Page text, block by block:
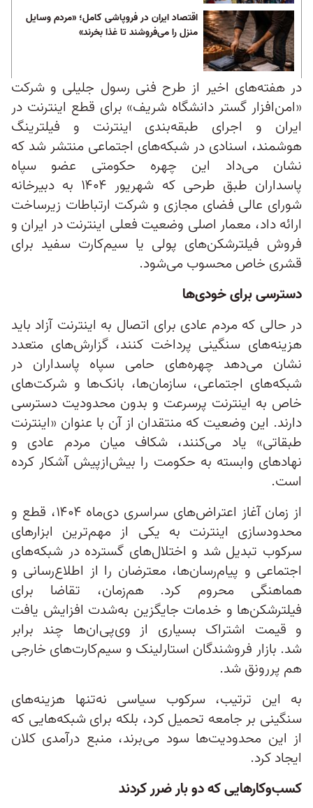
اقتصاد ایران در فروپاشی کامل؛ «مردم وسایل
منزل را می‌فروشند تا غذا بخرند»
در هفته‌های اخیر از طرح فنی رسول جلیلی و شرکت
«امن‌افزار گستر دانشگاه شریف» برای قطع اینترنت در
ایران و اجرای طبقه‌بندی اینترنت و فیلترینگ
هوشمند، اسنادی در شبکه‌های اجتماعی منتشر شد که
نشان می‌داد این چهره حکومتی عضو سپاه
پاسداران طبق طرحی که شهریور ۱۴۰۴ به دبیرخانه
شورای عالی فضای مجازی و شرکت ارتباطات زیرساخت
ارائه داد، معمار اصلی وضعیت فعلی اینترنت در ایران و
فروش فیلترشکن‌های پولی یا سیم‌کارت‌ سفید برای
قشری خاص محسوب می‌شود.
دسترسی برای خودی‌ها
در حالی که مردم عادی برای اتصال به اینترنت آزاد باید
هزینه‌های سنگینی پرداخت کنند، گزارش‌های متعدد
نشان می‌دهد چهره‌های حامی سپاه پاسداران در
شبکه‌های اجتماعی، سازمان‌ها، بانک‌ها و شرکت‌های
خاص به اینترنت پرسرعت و بدون محدودیت دسترسی
دارند. این وضعیت که منتقدان از آن با عنوان «اینترنت
طبقاتی» یاد می‌کنند، شکاف میان مردم عادی و
نهادهای وابسته به حکومت را بیش‌ازپیش آشکار کرده
است.
از زمان آغاز اعتراض‌های سراسری دی‌ماه ۱۴۰۴، قطع و
محدودسازی اینترنت به یکی از مهم‌ترین ابزارهای
سرکوب تبدیل شد و اختلال‌های گسترده در شبکه‌های
اجتماعی و پیام‌رسان‌ها، معترضان را از اطلاع‌رسانی و
هماهنگی محروم کرد. هم‌زمان، تقاضا برای
فیلترشکن‌ها و خدمات جایگزین به‌شدت افزایش یافت
و قیمت اشتراک بسیاری از وی‌پی‌ان‌ها چند برابر
شد. بازار فروشندگان استارلینک و سیم‌کارت‌های خارجی
هم پررونق شد.
به این ترتیب، سرکوب سیاسی نه‌تنها هزینه‌های
سنگینی بر جامعه تحمیل کرد، بلکه برای شبکه‌هایی که
از این محدودیت‌ها سود می‌برند، منبع درآمدی کلان
ایجاد کرد.
کسب‌وکارهایی که دو بار ضرر کردند